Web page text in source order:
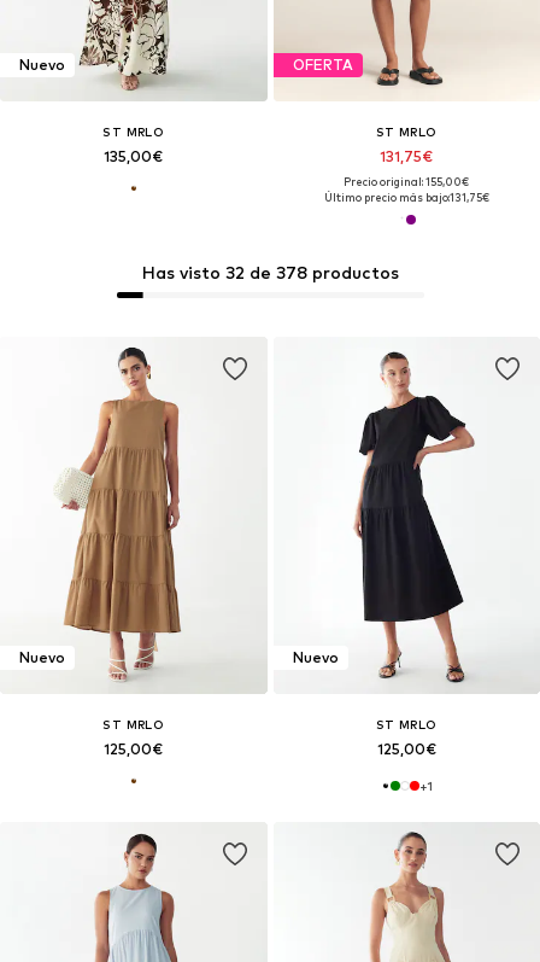
Has visto 32 de 378 productos
Nuevo
ST MRLO
135,00€
OFERTA
ST MRLO
131,75€
Precio original: 155,00€
Último precio más bajo:131,75€
Nuevo
ST MRLO
125,00€
Nuevo
ST MRLO
125,00€
+1